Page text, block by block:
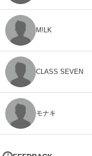
M!LK
CLASS SEVEN
モナキ